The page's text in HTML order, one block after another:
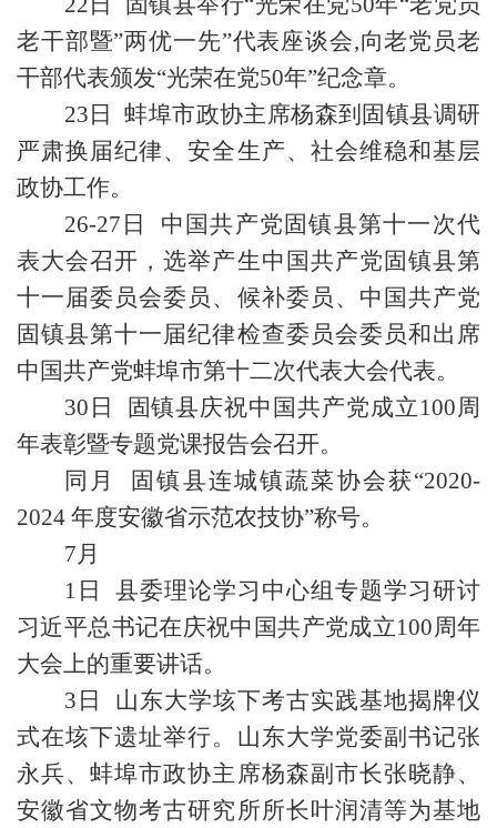
老干部暨”两优一先”代表座谈会,向老党员老
干部代表颁发“光荣在党50年”纪念章。
23日 蚌埠市政协主席杨森到固镇县调研
严肃换届纪律、安全生产、社会维稳和基层
政协工作。
26-27日 中国共产党固镇县第十一次代
表大会召开，选举产生中国共产党固镇县第
十一届委员会委员、候补委员、中国共产党
固镇县第十一届纪律检查委员会委员和出席
中国共产党蚌埠市第十二次代表大会代表。
30日 固镇县庆祝中国共产党成立100周
年表彰暨专题党课报告会召开。
同月 固镇县连城镇蔬菜协会获“2020-
2024 年度安徽省示范农技协”称号。
7月
1日 县委理论学习中心组专题学习研讨
习近平总书记在庆祝中国共产党成立100周年
大会上的重要讲话。
3日 山东大学垓下考古实践基地揭牌仪
式在垓下遗址举行。山东大学党委副书记张
永兵、蚌埠市政协主席杨森副市长张晓静、
安徽省文物考古研究所所长叶润清等为基地